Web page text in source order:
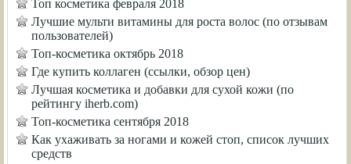
Топ косметика февраля 2018
Лучшие мульти витамины для роста волос (по отзывам
пользователей)
Топ-косметика октябрь 2018
Где купить коллаген (ссылки, обзор цен)
Лучшая косметика и добавки для сухой кожи (по
рейтингу iherb.com)
Топ-косметика сентября 2018
Как ухаживать за ногами и кожей стоп, список лучших
средств